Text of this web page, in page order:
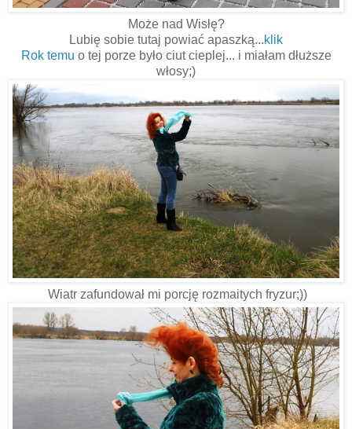
Może nad Wisłę?
Lubię sobie tutaj powiać apaszką...klik
Rok temu o tej porze było ciut cieplej... i miałam dłuższe
włosy;)
Wiatr zafundował mi porcję rozmaitych fryzur;))